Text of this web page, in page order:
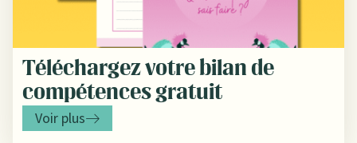
Téléchargez votre bilan de
compétences gratuit
Voir plus